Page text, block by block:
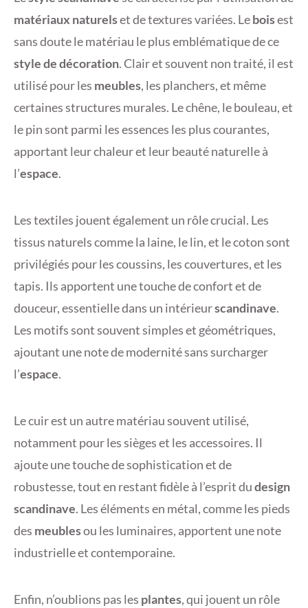
matériaux naturelset de textures variées. Leboisest
sans doute le matériau le plus emblématique de ce
style de décoration. Clair et souvent non traité, il est
utilisé pour les meubles, les planchers, et même
certaines structures murales. Le chêne, le bouleau, et
le pin sont parmi les essences les plus courantes,
apportant leur chaleur et leur beauté naturelle à
l’espace.
Les textiles jouent également un rôle crucial. Les
tissus naturels comme la laine, le lin, et le coton sont
privilégiés pour les coussins, les couvertures, et les
tapis. Ils apportent une touche de confort et de
douceur, essentielle dans un intérieurscandinave.
Les motifs sont souvent simples et géométriques,
ajoutant une note de modernité sans surcharger
l’espace.
Le cuir est un autre matériau souvent utilisé,
notamment pour les sièges et les accessoires. Il
ajoute une touche de sophistication et de
robustesse, tout en restant fidèle à l’esprit dudesign
scandinave. Les éléments en métal, comme les pieds
des meublesou les luminaires, apportent une note
industrielle et contemporaine.
Enfin, n’oublions pas les plantes, qui jouent un rôle